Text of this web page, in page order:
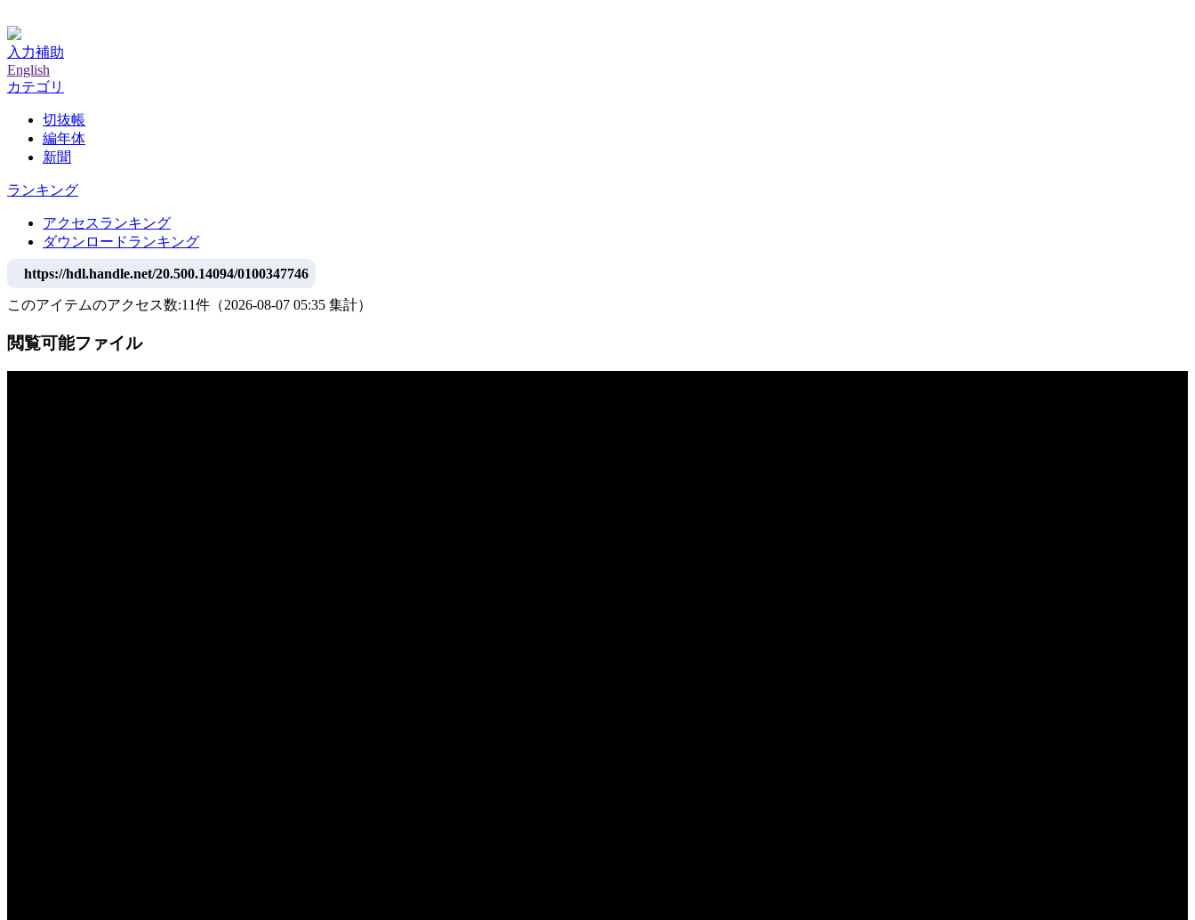
入力補助
English
カテゴリ
切抜帳
編年体
新聞
ランキング
アクセスランキング
ダウンロードランキング
https://hdl.handle.net/20.500.14094/0100347746
このアイテムのアクセス数:11件 （2026-08-07 05:35 集計）
閲覧可能ファイル